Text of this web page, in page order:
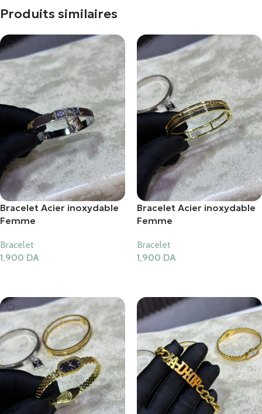
Produits similaires
Bracelet Acier inoxydable
Femme
Bracelet
1,900 DA
Bracelet Acier inoxydable
Femme
Bracelet
1,900 DA